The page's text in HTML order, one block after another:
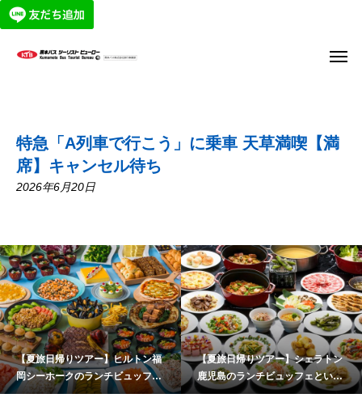
特急「A列車で行こう」に乗車 天草満喫【満
席】キャンセル待ち
2026年6月20日
【夏旅日帰りツアー】ヒルトン福
岡シーホークのランチビュッフェ
とチームラボフォレスト福岡
【夏旅日帰りツアー】シェラトン
鹿児島のランチビュッフェといお
ワールドかごしま水族館